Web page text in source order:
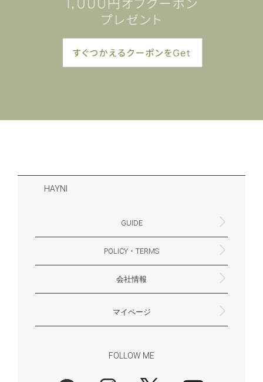
HAYNI
GUIDE
よくあるご質問・お問合せ
お支払いについて
配送・送料について
ギフトサービスについて
一緒に働く？(HAYNI採用情報サイトへ)
for Foreigners (overseas delivery)
POLICY・TERMS
返品・交換について
プライバシーポリシー
特定商取引法に基づく表示
外部送信ポリシー
会社情報
大阪府大阪市淀川区十八条3-9-35
電話番号：06-6868-9671
※お電話でのお問合せ受付は行っておりません
メール：support@hayni.jp
お問い合わせはこちらからお願いいたします
営業時間：10：00～15：00（金曜日は14：00ま
定休日： 土・日・祝祭日
※土日祝祭日はお休みをいただきます。
メールの返信は翌営業日となりますので、ご了承
マイページ
FOLLOW ME